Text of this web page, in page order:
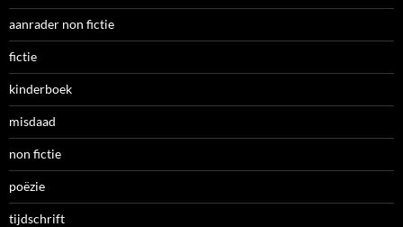
aanrader non fictie
fictie
kinderboek
misdaad
non fictie
poëzie
tijdschrift